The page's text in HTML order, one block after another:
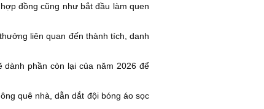
đồng cũng như bắt đầu làm quen
liên quan đến thành tích, danh
phần còn lại của năm 2026 để
quê nhà, dẫn dắt đội bóng áo sọc